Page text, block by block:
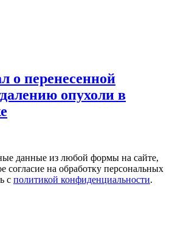
о перенесенной
опухоли в
данные из любой формы на сайте,
согласие на обработку персональных
с политикой конфиденциальности.